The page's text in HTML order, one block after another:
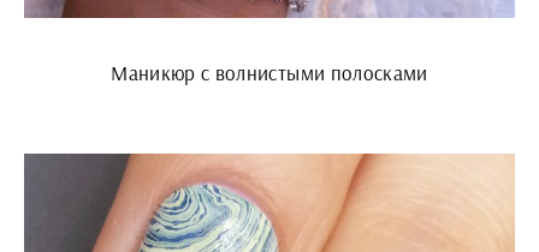
Маникюр с волнистыми полосками